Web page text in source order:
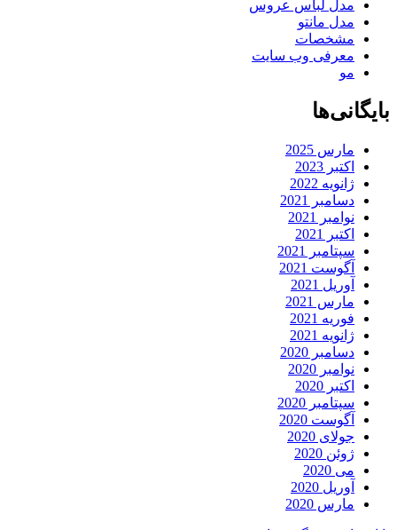
مدل لباس عروس
مدل مانتو
مشخصات
معرفی وب سایت
مو
بایگانی‌ها
مارس 2025
اکتبر 2023
ژانویه 2022
دسامبر 2021
نوامبر 2021
اکتبر 2021
سپتامبر 2021
آگوست 2021
آوریل 2021
مارس 2021
فوریه 2021
ژانویه 2021
دسامبر 2020
نوامبر 2020
اکتبر 2020
سپتامبر 2020
آگوست 2020
جولای 2020
ژوئن 2020
می 2020
آوریل 2020
مارس 2020